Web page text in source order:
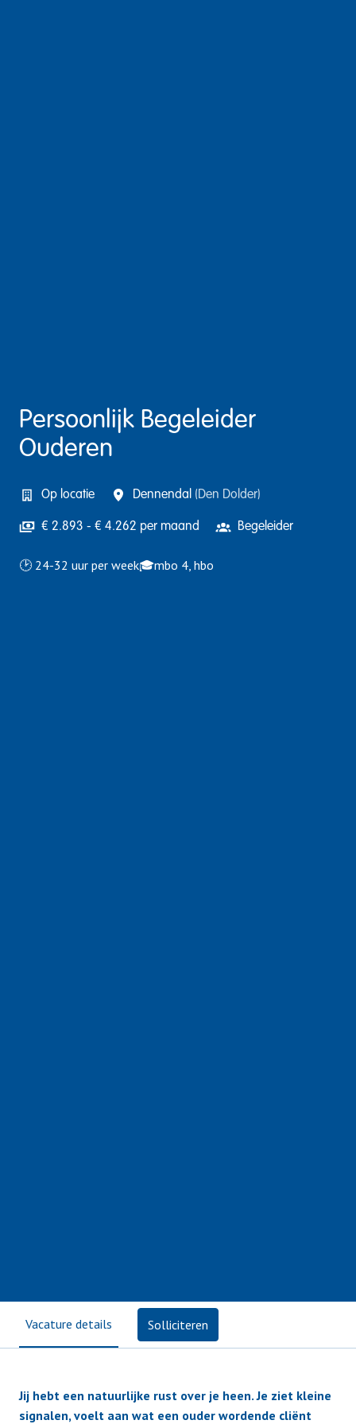
Persoonlijk Begeleider
Ouderen
Op locatie Dennendal (Den Dolder)
€ 2.893 - € 4.262 per maand Begeleider
🕑 24-32 uur per week🎓mbo 4, hbo
Vacature details Solliciteren
Jij hebt een natuurlijke rust over je heen. Je ziet kleine
signalen, voelt aan wat een ouder wordende cliënt